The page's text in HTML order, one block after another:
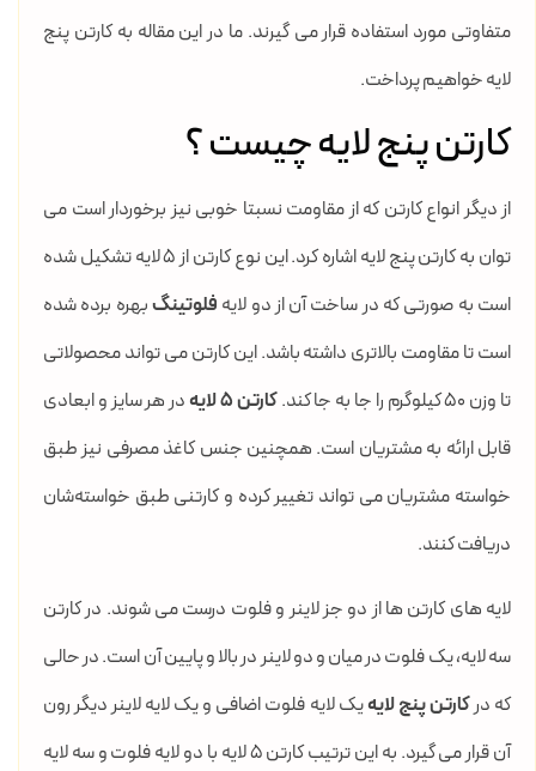
متفاوتی مورد استفاده قرار می گیرند. ما در این مقاله به کارتن پنج
لایه خواهیم پرداخت.
کارتن پنج لایه چیست ؟
از دیگر انواع کارتن که از مقاومت نسبتا خوبی نیز برخوردار است می
توان به کارتن پنج لایه اشاره کرد. این نوع کارتن از 5 لایه تشکیل شده
است به صورتی که در ساخت آن از دو لایه فلوتینگبهره برده شده
است تا مقاومت بالاتری داشته باشد. این کارتن می تواند محصولاتی
تا وزن 50 کیلوگرم را جا به جا کند.
کارتن 5 لایه
در هر سایز و ابعادی
قابل ارائه به مشتریان است. همچنین جنس کاغذ مصرفی نیز طبق
خواسته مشتریان می تواند تغییر کرده و کارتنی طبق خواسته‌شان
دریافت کنند.
لایه های کارتن ها از دو جز لاینر و فلوت درست می شوند. در کارتن
سه لایه، یک فلوت در میان و دو لاینر در بالا و پایین آن است. در حالی
که درکارتن پنج لایهیک لایه فلوت اضافی و یک لایه لاینر دیگر رون
آن قرار می گیرد. به این ترتیب کارتن 5 لایه با دو لایه فلوت و سه لایه